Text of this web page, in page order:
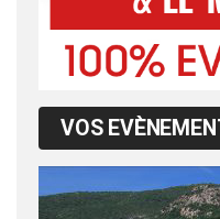
VOS